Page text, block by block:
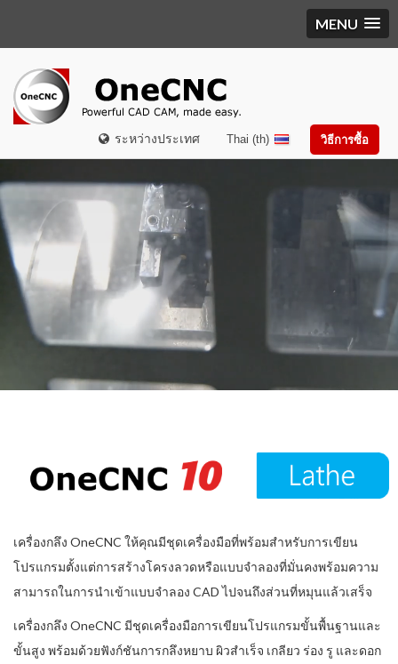
MENU
ระหว่างประเทศ วิธีการซื้อ
Thai (th)
เครื่องกลึง OneCNC ให้คุณมีชุดเครื่องมือที่พร้อมสำหรับการเขียน
โปรแกรมตั้งแต่การสร้างโครงลวดหรือแบบจำลองที่มั่นคงพร้อมความ
สามารถในการนำเข้าแบบจำลอง CAD ไปจนถึงส่วนที่หมุนแล้วเสร็จ
เครื่องกลึง OneCNC มีชุดเครื่องมือการเขียนโปรแกรมขั้นพื้นฐานและ
ขั้นสูง พร้อมด้วยฟังก์ชันการกลึงหยาบ ผิวสำเร็จ เกลียว ร่อง รู และดอก